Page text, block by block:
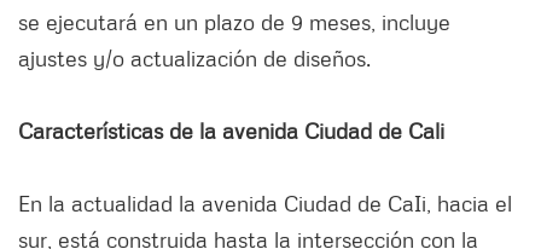
se ejecutará en un plazo de 9 meses, incluye
ajustes y/o actualización de diseños.
Características de la avenida Ciudad de Cali
En la actualidad la avenida Ciudad de CaIi, hacia el
sur, está construida hasta la intersección con la